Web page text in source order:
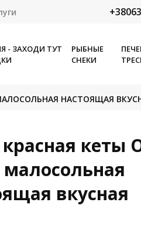
- ЗАХОДИ ТУТ
РЫБНЫЕ
СНЕКИ
НАСТОЯЩАЯ
кеты
малосольная
вкусная